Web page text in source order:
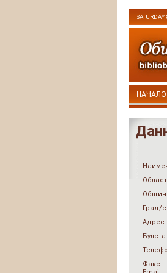
НАЧАЛО
Област
Град/
Адрес
Факс